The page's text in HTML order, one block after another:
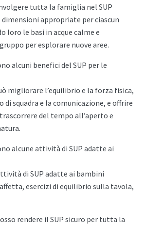
tutta la famiglia nel SUP
appropriate per ciascun
loro le basi in acque calme e
per esplorare nuove aree.
alcuni benefici del SUP per le
migliorare l’equilibrio e la forza fisica,
di squadra e la comunicazione, e offrire
del tempo all’aperto e
alcune attività di SUP adatte ai
di SUP adatte ai bambini
esercizi di equilibrio sulla tavola,
rendere il SUP sicuro per tutta la